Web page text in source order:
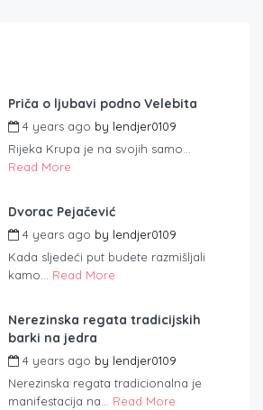
Priča o ljubavi podno Velebita
4 years ago by lendjer0109
Rijeka Krupa je na svojih samo...
Read More
Dvorac Pejačević
4 years ago by lendjer0109
Kada sljedeći put budete razmišljali
kamo... Read More
Nerezinska regata tradicijskih
barki na jedra
4 years ago by lendjer0109
Nerezinska regata tradicionalna je
manifestacija na... Read More